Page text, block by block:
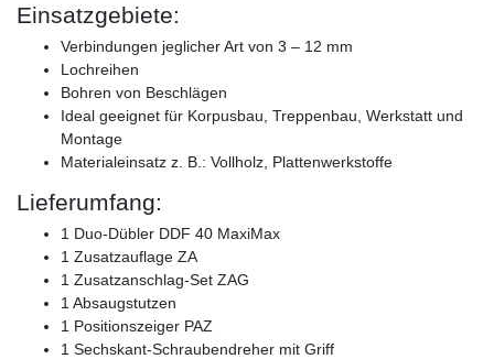
Einsatzgebiete:
Verbindungen jeglicher Art von 3 – 12 mm
Lochreihen
Bohren von Beschlägen
Ideal geeignet für Korpusbau, Treppenbau, Werkstatt und
Montage
Materialeinsatz z. B.: Vollholz, Plattenwerkstoffe
Lieferumfang:
1 Duo-Dübler DDF 40 MaxiMax
1 Zusatzauflage ZA
1 Zusatzanschlag-Set ZAG
1 Absaugstutzen
1 Positionszeiger PAZ
1 Sechskant-Schraubendreher mit Griff